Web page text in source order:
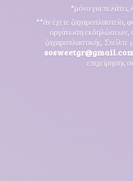
*μόνο για πελάτες
**άν έχετε
οργάνωση εκδηλώσεων,
ζαχαροπλαστικής.
επιχείρησης